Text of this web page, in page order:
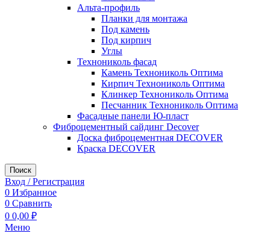
Альта-профиль
Планки для монтажа
Под камень
Под кирпич
Углы
Технониколь фасад
Камень Технониколь Оптима
Кирпич Технониколь Оптима
Клинкер Технониколь Оптима
Песчанник Технониколь Оптима
Фасадные панели Ю-пласт
Фиброцементный сайдинг Decover
Доска фиброцементная DECOVER
Краска DECOVER
Поиск
Вход / Регистрация
0 Избранное
0 Сравнить
0 0,00 ₽
Меню